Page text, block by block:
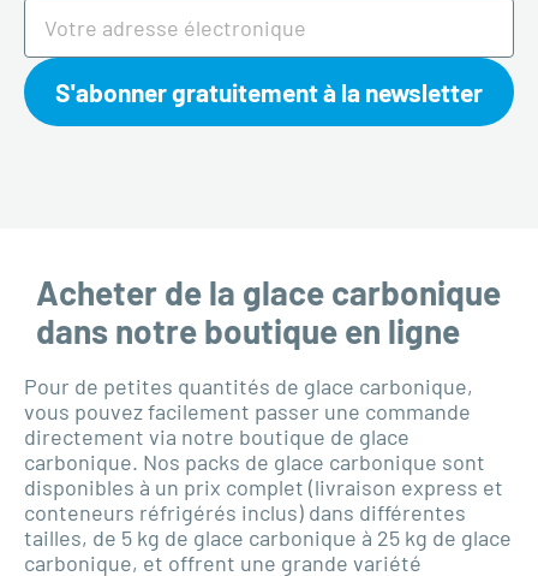
S'abonner gratuitement à la newsletter
Acheter de la glace carbonique
dans notre boutique en ligne
Pour de petites quantités de glace carbonique,
vous pouvez facilement passer une commande
directement via notre boutique de glace
carbonique. Nos packs de glace carbonique sont
disponibles à un prix complet (livraison express et
conteneurs réfrigérés inclus) dans différentes
tailles, de 5 kg de glace carbonique à 25 kg de glace
carbonique, et offrent une grande variété